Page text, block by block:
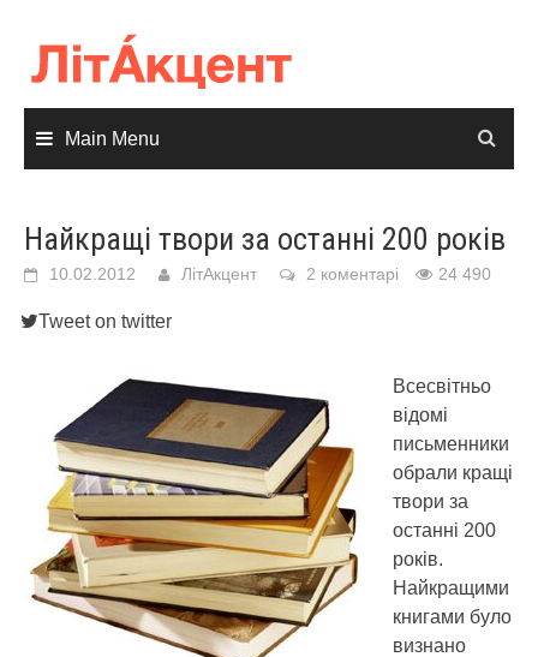
content
Main Menu
Найкращі твори за останні 200 років
10.02.2012 ЛітАкцент 2 коментарі 24 490
Tweet on twitter
Всесвітньо
відомі
письменники
обрали кращі
твори за
останні 200
років.
Найкращими
книгами було
визнано